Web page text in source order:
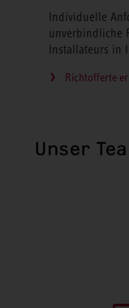
Individuelle
unverbindliche
Installateurs in
Richtofferte
Unser